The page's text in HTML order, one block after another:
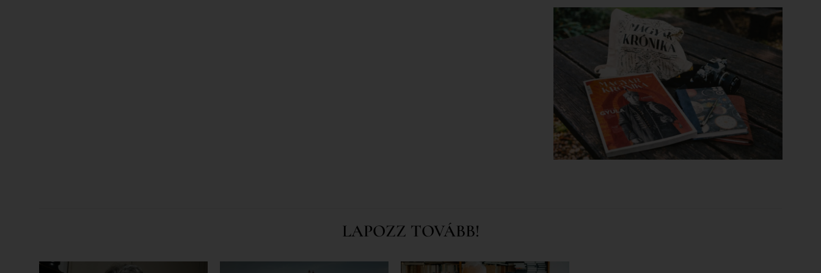
LAPOZZ TOVÁBB!